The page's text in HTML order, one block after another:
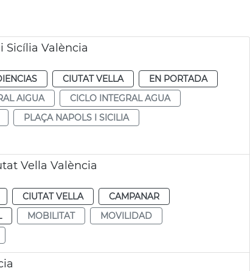
València
CIUTAT VELLA
EN PORTADA
AIGUA
CICLO INTEGRAL AGUA
PLAÇA NAPOLS I SICILIA
Vella València
CIUTAT VELLA
CAMPANAR
MOBILITAT
MOVILIDAD